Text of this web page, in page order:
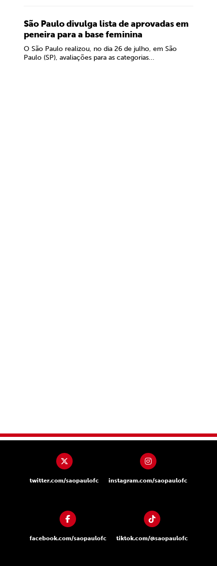
São Paulo divulga lista de aprovadas em
peneira para a base feminina
O São Paulo realizou, no dia 26 de julho, em São
Paulo (SP), avaliações para as categorias...
twitter.com/saopaulofc instagram.com/saopaulofc
facebook.com/saopaulofc tiktok.com/@saopaulofc